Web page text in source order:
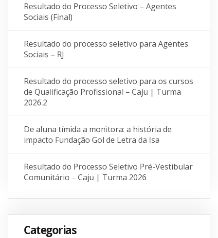
Resultado do Processo Seletivo – Agentes
Sociais (Final)
Resultado do processo seletivo para Agentes
Sociais – RJ
Resultado do processo seletivo para os cursos
de Qualificação Profissional – Caju | Turma
2026.2
De aluna tímida a monitora: a história de
impacto Fundação Gol de Letra da Isa
Resultado do Processo Seletivo Pré-Vestibular
Comunitário – Caju | Turma 2026
Categorias